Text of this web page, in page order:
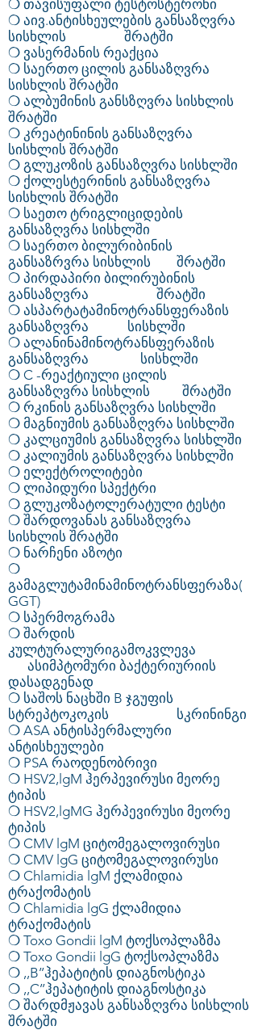
❍ თავისუფალი ტესტოსტერონი
❍ აივ.ანტისხეულების განსაზღვრა
სისხლის შრატში
❍ ვასერმანის რეაქცია
❍ საერთო ცილის განსაზღვრა
სისხლის შრატში
❍ ალბუმინის განსზღვრა სისხლის
შრატში
❍ კრეატინინის განსაზღვრა
სისხლის შრატში
❍ გლუკოზის განსაზღვრა სისხლში
❍ ქოლესტერინის განსაზღვრა
სისხლის შრატში
❍ საეთო ტრიგლიციდების
განსაზღვრა სისხლში
❍ საერთო ბილურიბინის
განსაზრვრა სისხლის შრატში
❍ პირდაპირი ბილირუბინის
განსაზღვრა შრატში
❍ ასპარტატამინოტრანსფერაზის
განსაზღვრა სისხლში
❍ ალანინამინოტრანსფერაზის
განსაზღვრა სისხლში
❍ C -რეაქტიული ცილის
განსაზღვრა სისხლის შრატში
❍ რკინის განსაზღვრა სისხლში
❍ მაგნიუმის განსაზღვრა სისხლში
❍ კალციუმის განსაზღვრა სისხლში
❍ კალიუმის განსაზღვრა სისხლში
❍ ელექტროლიტები
❍ ლიპიდური სპექტრი
❍ გლუკოზატოლერატული ტესტი
❍ შარდოვანას განსაზღვრა
სისხლის შრატში
❍ ნარჩენი აზოტი
❍
გამაგლუტამინამინოტრანსფერაზა(
GGT)
❍ სპერმოგრამა
❍ შარდის
კულტურალურიგამოკვლევა
ასიმპტომური ბაქტერიურიის
დასადგენად
❍ საშოს ნაცხში B ჯგუფის
სტრეპტოკოკის სკრინინგი
❍ ASA ანტისპერმალური
ანტისხეულები
❍ PSA რაოდენობრივი
❍ HSV2,lgM ჰერპევირუსი მეორე
ტიპის
❍ HSV2,lgMG ჰერპევირუსი მეორე
ტიპის
❍ CMV lgM ციტომეგალოვირუსი
❍ CMV lgG ციტომეგალოვირუსი
❍ Chlamidia lgM ქლამიდია
ტრაქომატის
❍ Chlamidia lgG ქლამიდია
ტრაქომატის
❍ Toxo Gondii lgM ტოქსოპლაზმა
❍ Toxo Gondii lgG ტოქსოპლაზმა
❍ ,,B’’ჰეპატიტის დიაგნოსტიკა
❍ ,,C’’ჰეპატიტის დიაგნოსტიკა
❍ შარდმჟავას განსაზღვრა სისხლის
შრატში